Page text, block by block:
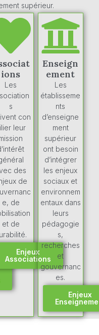
supérieur.
ions
Les
s
con
leur
des
de
e, de
et de
Enjeux
Associations
Enseign
ement
Les
établisseme
nts
d’enseigne
ment
supérieur
ont besoin
d’intégrer
les enjeux
sociaux et
environnem
entaux dans
leurs
pédagogie
s,
recherches
et
gouvernanc
es.
Enjeux